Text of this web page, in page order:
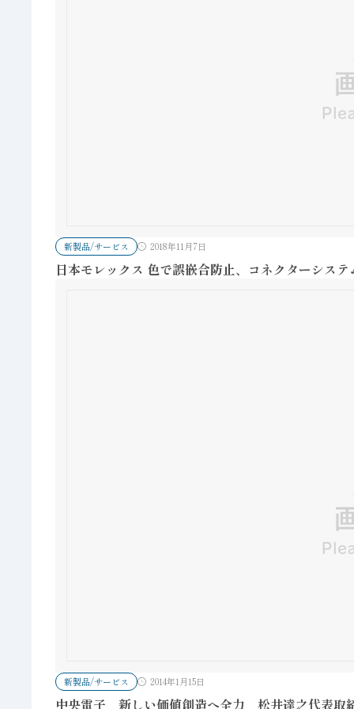
新製品/サービス 2018年11月7日
日本モレックス 色で誤嵌合防止、コネクターシステ
新製品/サービス 2014年1月15日
中央電子 新しい価値創造へ全力 松井達之代表取